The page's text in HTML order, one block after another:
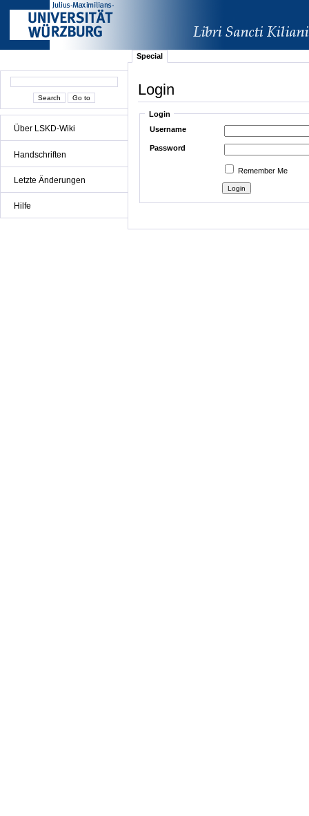
Über LSKD-Wiki
Handschriften
Letzte Änderungen
Hilfe
Special
Login
Login
Username
Password
Remember Me